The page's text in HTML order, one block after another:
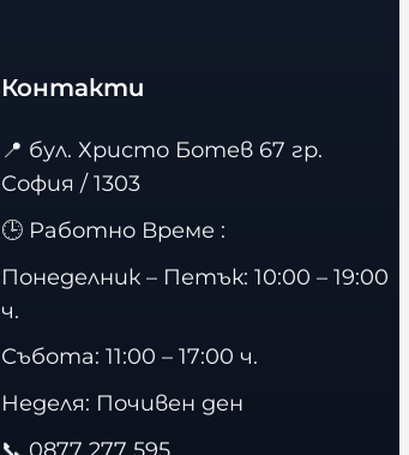
Контакти
📍 бул. Христо Ботев 67 гр.
София / 1303
🕒 Работно Време :
Понеделник – Петък: 10:00 – 19:00
ч.
Събота: 11:00 – 17:00 ч.
Неделя: Почивен ден
📞 0877 277 595